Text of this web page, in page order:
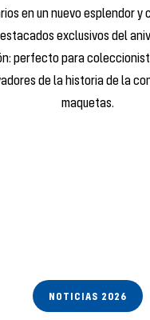
en un nuevo esplendor y
exclusivos del
perfecto para
de la historia de la
maquetas.
NOTICIAS 2026